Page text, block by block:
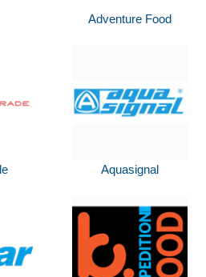
Adventure Food
Aquasignal